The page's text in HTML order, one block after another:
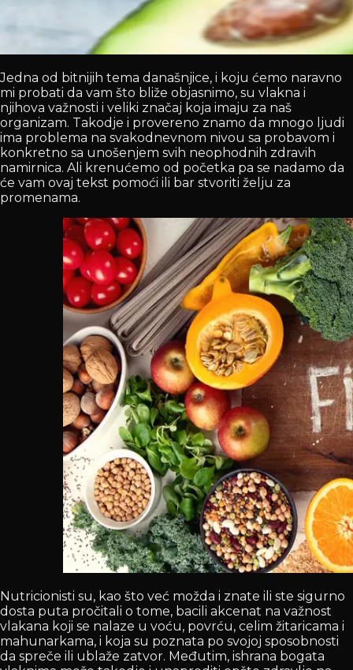
Jedna od bitnijih tema današnjice, i koju ćemo naravno
mi probati da vam što bliže objasnimo, su vlakna i
njihova važnosti i veliki značaj koja imaju za naš
organizam. Takodje i provereno znamo da mnogo ljudi
ima problema na svakodnevnom nivou sa probavom i
konkretno sa unošenjem svih neophodnih zdravih
namirnica. Ali krenućemo od početka pa se nadamo da
će vam ovaj tekst pomoći ili bar stvoriti želju za
promenama.
Nutricionisti su, kao što već možda i znate ili ste sigurno
dosta puta pročitali o tome, bacili akcenat na važnost
vlakana koji se nalaze u voću, povrću, celim žitaricama i
mahunarkama, i koja su poznata po svojoj sposobnosti
da spreče ili ublaže zatvor. Međutim, ishrana bogata